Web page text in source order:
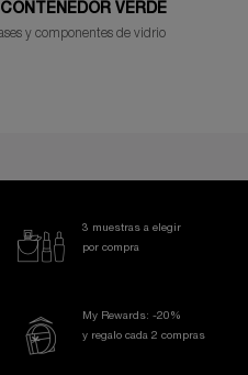
VERDE
y componentes de vidrio
3 muestras a elegir
por compra
My Rewards: -20%
y regalo cada 2 compras